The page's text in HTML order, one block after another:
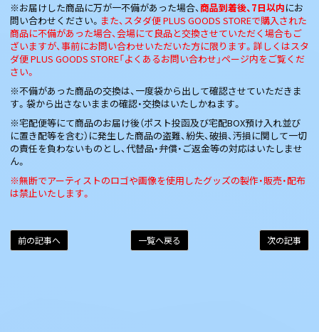
※お届けした商品に万が一不備があった場合、商品到着後、7日以内にお
問い合わせください。 また、スタダ便 PLUS GOODS STOREで購入された
商品に不備があった場合、会場にて良品と交換させていただく場合もご
ざいますが、事前にお問い合わせいただいた方に限ります。詳しくはスタ
ダ便 PLUS GOODS STORE「よくあるお問い合わせ」ページ内をご覧くだ
さい。
※不備があった商品の交換は、一度袋から出して確認させていただきま
す。袋から出さないままの確認・交換はいたしかねます。
※宅配便等にて商品のお届け後（ポスト投函及び宅配BOX預け入れ並び
に置き配等を含む）に発生した商品の盗難、紛失、破損、汚損に関して一切
の責任を負わないものとし、代替品・弁償・ご返金等の対応はいたしませ
ん。
※無断でアーティストのロゴや画像を使用したグッズの製作・販売・配布
は禁止いたします。
次の記事
一覧へ戻る
前の記事へ